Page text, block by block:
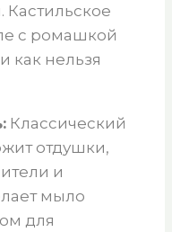
с ромашкой
как нельзя
Классический
отдушки,
и
мыло
для